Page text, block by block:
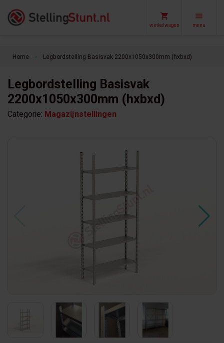
winkelwagen menu
Home keyboard_arrow_right Legbordstelling Basisvak 2200x1050x300mm (hxbxd)
Legbordstelling Basisvak
2200x1050x300mm (hxbxd)
Categorie: Magazijnstellingen